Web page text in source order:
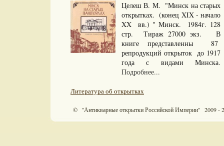
Целеш В. М. "Минск на старых
открытках. (конец XIX - начало
XX вв.) " Минск. 1984г. 128
стр. Тираж 27000 экз. В
книге представленны 87
репродукций открыток до 1917
года с видами Минска.
Подробнее...
Литература об открытках
© "Антикварные открытки Российской Империи" 2009 -